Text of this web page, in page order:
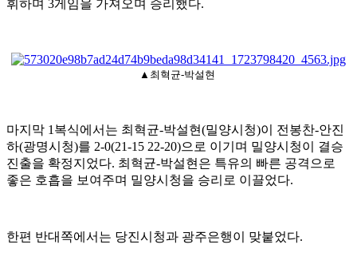
휘하며 3게임을 가져오며 승리했다.
▲최혁균-박설현
마지막 1복식에서는 최혁균-박설현(밀양시청)이 전봉찬-안진
하(광명시청)를 2-0(21-15 22-20)으로 이기며 밀양시청이 결승
진출을 확정지었다. 최혁균-박설현은 특유의 빠른 공격으로
좋은 호흡을 보여주며 밀양시청을 승리로 이끌었다.
한편 반대쪽에서는 당진시청과 광주은행이 맞붙었다.